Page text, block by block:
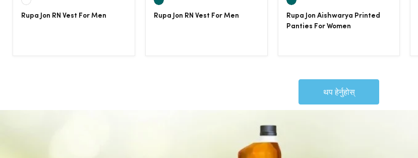
Rupa Jon RN Vest For Men Rupa Jon RN Vest For Men
Rupa Jon Aishwarya Printed
Panties For Women
थप हेर्नुहोस्